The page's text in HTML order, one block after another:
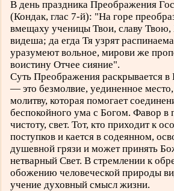
В день праздника Преображения
(Кондак, глас 7-й): "На горе
вмещаху ученицы Твои, славу
видеша; да егда Тя узрят
уразумеют вольное, мирови же
воистину Отчее сияние".
Суть Преображения раскрывается в
— это безмолвие, уединенное место,
молитву, которая помогает
беспокойного ума с Богом. Фавор в
чистоту, свет. Тот, кто приходит к
поступков и кается в содеянном,
душевной грязи и может принять
нетварный Свет. В стремлении к
обожению человеческой природы
учение духовный смысл жизни.